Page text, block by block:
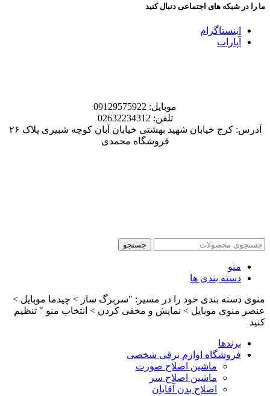
ما را در شبکه های اجتماعی دنبال کنید
اینستاگرام
آپارات
موبایل: 09129575922
تلفن: 02632234312
آدرس: کرج خیابان شهید بهشتی خیابان آبان کوچه شبیری پلاک ۲۶
فروشگاه محمدی
جستجو
منو
دسته بندی ها
منوی دسته بندی خود را در مسیر: "سربرگ ساز > چیدما موبایل >
عنصر منوی موبایل > نمایش و مخفی کردن > انتخاب منو " تنظیم
کنید
برندها
فروشگاه اوازم برقی شخصی
ماشین اصلاح صورت
ماشین اصلاح سر
اصلاح بدن آقایان